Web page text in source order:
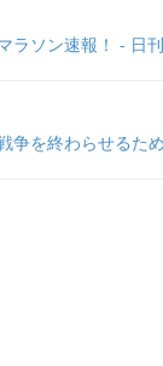
ラソン速報！ - 日
争を終わらせる